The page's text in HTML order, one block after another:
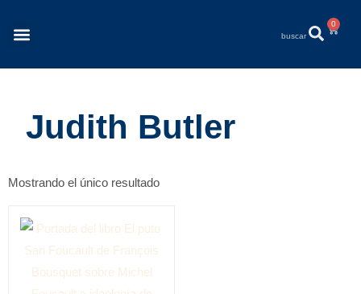
0
Judith Butler
Mostrando el único resultado